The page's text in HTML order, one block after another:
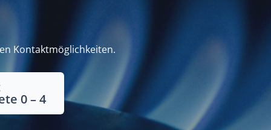
Kontaktmöglichkeiten.
0 – 4